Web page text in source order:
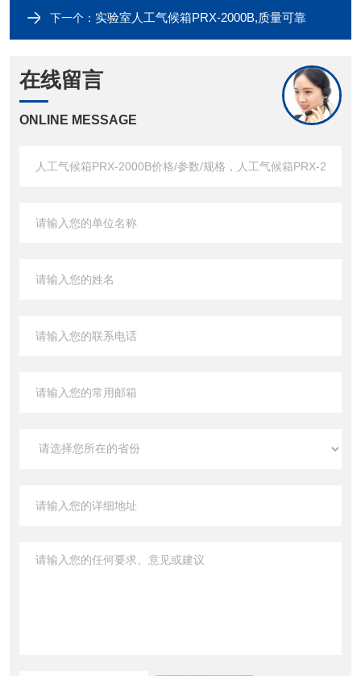
下一个： 实验室人工气候箱PRX-2000B,质量可靠
在线留言
ONLINE MESSAGE